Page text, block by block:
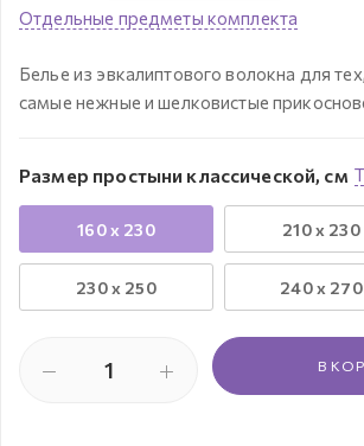
Отдельные предметы комплекта
Белье из эвкалиптового волокна для
самые нежные и шелковистые
Размер простыни классической, см
160 x 230 210 x 230
230 х 250 240 x 270
В